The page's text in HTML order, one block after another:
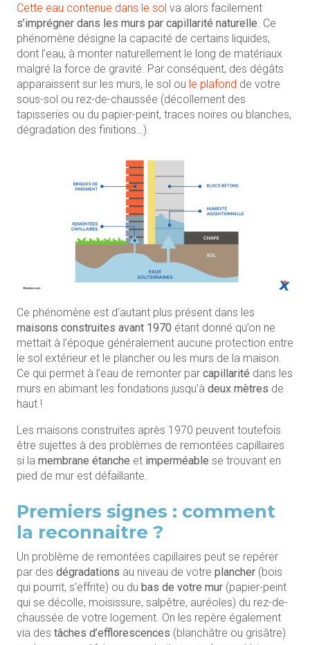
Cette eau contenue dans le sol va alors facilement
s’imprégner dans les murs par capillarité naturelle . Ce
phénomène désigne la capacité de certains liquides,
dont l’eau, à monter naturellement le long de matériaux
malgré la force de gravité. Par conséquent, des dégâts
apparaissent sur les murs, le sol ou le plafond de votre
sous-sol ou rez-de-chaussée (décollement des
tapisseries ou du papier-peint, traces noires ou blanches,
dégradation des finitions…).
Ce phénomène est d’autant plus présent dans les
maisons construites avant 1970 étant donné qu’on ne
mettait à l’époque généralement aucune protection entre
le sol extérieur et le plancher ou les murs de la maison.
Ce qui permet à l’eau de remonter par capillarité dans les
murs en abimant les fondations jusqu’à deux mètres de
haut !
Les maisons construites après 1970 peuvent toutefois
être sujettes à des problèmes de remontées capillaires
si la membrane étanche et imperméable se trouvant en
pied de mur est défaillante.
Premiers signes : comment
la reconnaitre ?
Un problème de remontées capillaires peut se repérer
par des dégradations au niveau de votre plancher (bois
qui pourrit, s’effrite) ou du bas de votre mur (papier-peint
qui se décolle, moisissure, salpêtre, auréoles) du rez-de-
chaussée de votre logement. On les repère également
via des tâches d’efflorescences (blanchâtre ou grisâtre)